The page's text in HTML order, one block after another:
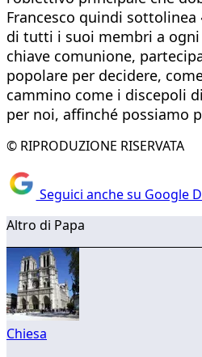
Francesco quindi
di tutti i suoi membri a ogni
chiave comunione,
popolare per decidere,
cammino come i discepoli
per noi, affinché possiamo
© RIPRODUZIONE RISERVATA
Seguici anche su Google
Altro di Papa
Chiesa